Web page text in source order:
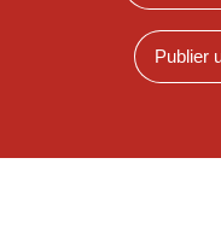
Publier